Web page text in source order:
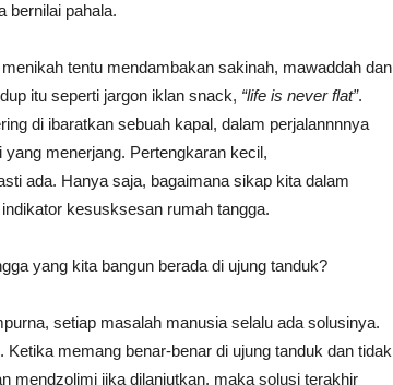
bernilai pahala.
tentu mendambakan sakinah, mawaddah dan
itu seperti jargon iklan snack, “life is never flat”.
di ibaratkan sebuah kapal, dalam perjalannnnya
menerjang. Pertengkaran kecil,
ada. Hanya saja, bagaimana sikap kita dalam
kesusksesan rumah tangga.
yang kita bangun berada di ujung tanduk?
setiap masalah manusia selalu ada solusinya.
Ketika memang benar-benar di ujung tanduk dan tidak
mendzolimi jika dilanjutkan, maka solusi terakhir